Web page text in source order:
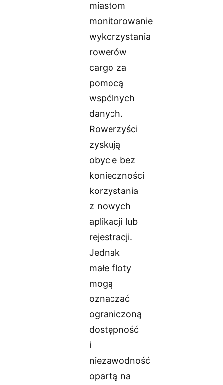
miastom
monitorowanie
wykorzystania
rowerów
cargo za
pomocą
wspólnych
danych.
Rowerzyści
zyskują
obycie bez
konieczności
korzystania
z nowych
aplikacji lub
rejestracji.
Jednak
małe floty
mogą
oznaczać
ograniczoną
dostępność
i
niezawodność
opartą na